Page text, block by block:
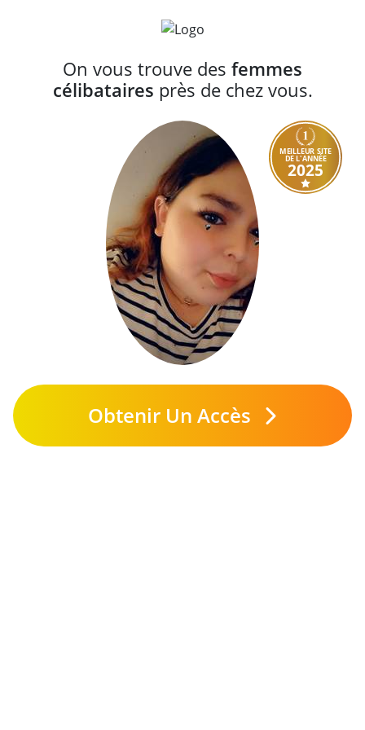
On vous trouve des femmes
célibataires près de chez vous.
MEILLEUR SITE
DE L'ANNÉE
2025
Obtenir Un Accès